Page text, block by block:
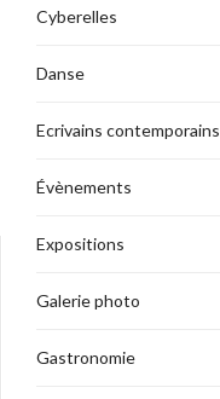
Cyberelles
Danse
Ecrivains contemporains
Évènements
Expositions
Galerie photo
Gastronomie